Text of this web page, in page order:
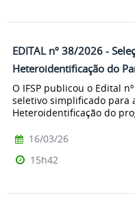
EDITAL nº 38/2026 -
Heteroidentificação do
O IFSP publicou o Edital
seletivo simplificado para
Heteroidentificação do
16/03/26
15h42